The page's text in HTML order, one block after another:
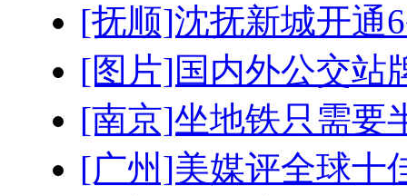
[抚顺]沈抚新城开通
[图片]国内外公交站
[南京]坐地铁只需要
[广州]美媒评全球十